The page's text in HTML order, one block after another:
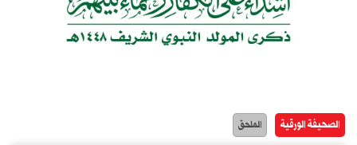
الصحيفة الورقية الملحق